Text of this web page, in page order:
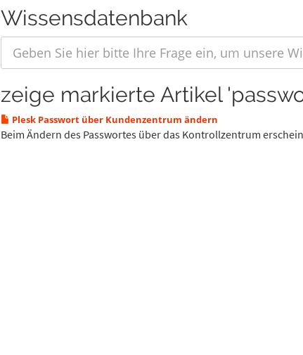
Wissensdatenbank
zeige markierte Artikel
Plesk Passwort über Kundenzentrum ändern
Beim Ändern des Passwortes über das Kontrollzentrum